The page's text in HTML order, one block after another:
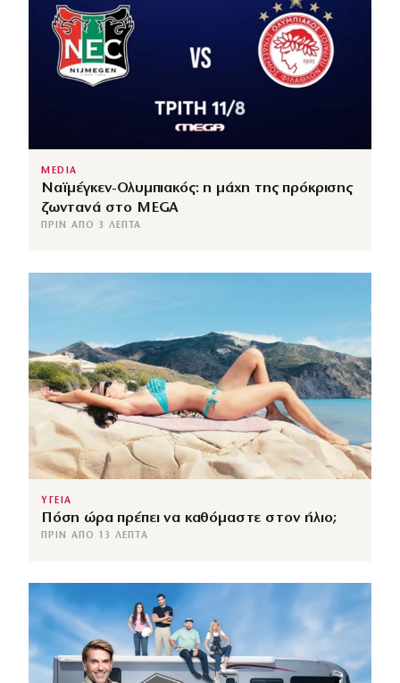
MEDIA
Ναϊμέγκεν-Ολυμπιακός: η μάχη της πρόκρισης
ζωντανά στο MEGA
ΠΡΙΝ ΑΠΌ 3 ΛΕΠΤΆ
ΥΓΕΙΑ
Πόση ώρα πρέπει να καθόμαστε στον ήλιο;
ΠΡΙΝ ΑΠΌ 13 ΛΕΠΤΆ